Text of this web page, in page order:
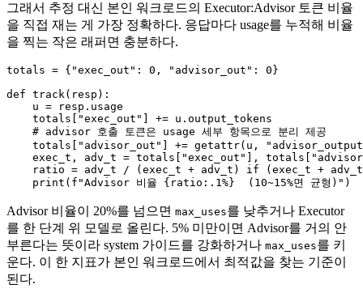
그래서 추정 대신 본인 워크로드의 Executor:Advisor 토큰 비율
을 직접 재는 게 가장 정확하다. 응답마다 usage를 누적해 비율
을 찍는 작은 래퍼면 충분하다.
totals = {"exec_out": 0, "advisor_out": 0}
def track(resp):
    u = resp.usage
    totals["exec_out"] += u.output_tokens
    # advisor 호출 토큰은 usage 세부 항목으로 분리 제공
totals["advisor_out"] += getattr(u,
exec_t, adv_t = totals["exec_out"],
ratio = adv_t / (exec_t + adv_t) if (exec_t +
Advisor 비율이 20%를 넘으면 max_uses를 낮추거나 Executor
를 한 단계 위 모델로 올린다. 5% 미만이면 Advisor를 거의 안
부른다는 뜻이라 system 가이드를 강화하거나 max_uses를 키
운다. 이 한 지표가 본인 워크로드에서 최적값을 찾는 기준이
된다.